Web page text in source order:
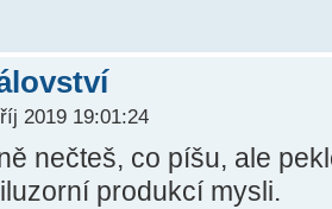
2019 19:01:24
nečteš, co píšu, ale
produkcí mysli.